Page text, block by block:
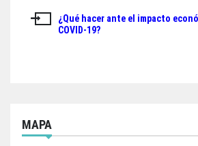
entradas
¿Qué hacer ante el impacto
COVID-19?
MAPA